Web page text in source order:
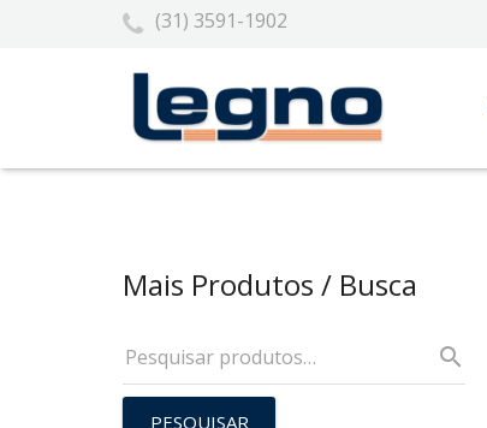
(31) 3591-1902
Mais Produtos / Busca
PESQUISAR